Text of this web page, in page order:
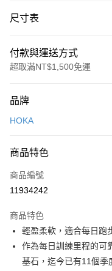
尺寸表
付款與運送方式
超取滿NT$1,500免運
信用卡一次付款
Apple Pay
悠遊付
7-11取貨(快速到店)
每筆NT$100，滿
宅配-本島
品牌
HOKA
商品特色
商品編號
11934242
商品特色
輕盈柔軟，適合每日跑
作為每日訓練里程的可
基石，迄今已有11個季